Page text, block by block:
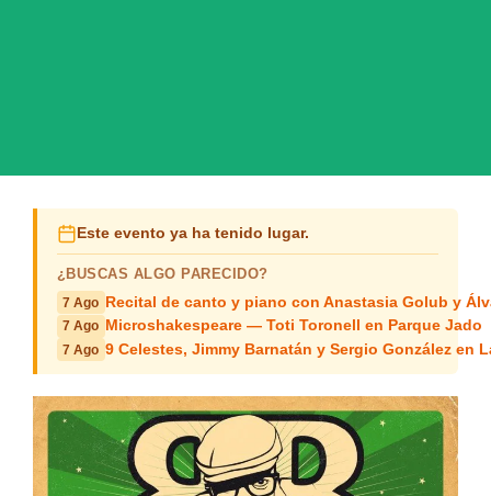
Este evento ya ha tenido lugar.
¿BUSCAS ALGO PARECIDO?
7 Ago Recital de canto y piano con Anastasia Golub y
7 Ago Microshakespeare — Toti Toronell en Parque Jado
7 Ago 9 Celestes, Jimmy Barnatán y Sergio González en